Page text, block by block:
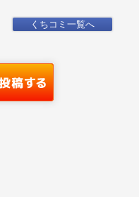
くちコミ一覧へ